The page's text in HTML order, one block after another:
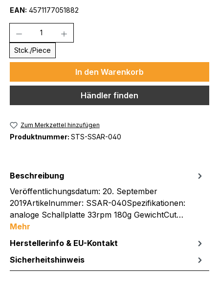
EAN: 4571177051882
Stck./Piece
In den Warenkorb
Händler finden
Zum Merkzettel hinzufügen
Produktnummer: STS-SSAR-040
Beschreibung
Veröffentlichungsdatum: 20. September
2019Artikelnummer: SSAR-040Spezifikationen:
analoge Schallplatte 33rpm 180g GewichtCut…
Mehr
Herstellerinfo & EU-Kontakt
Sicherheitshinweis